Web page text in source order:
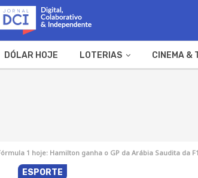
DÓLAR HOJE LOTERIAS CINEMA &
1 hoje: Hamilton ganha o GP da Arábia Saudita da F1
ESPORTE